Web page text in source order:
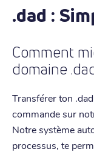
.dad :
Comment
domaine
Transférer ton
commande sur
Notre système
processus, te